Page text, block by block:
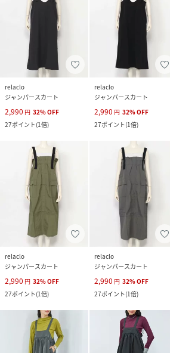
relaclo
ジャンパースカート
2,990 円 32%OFF
27ポイント(1倍)
relaclo
ジャンパースカート
2,990 円 32%OFF
27ポイント(1倍)
relaclo
ジャンパースカート
2,990 円 32%OFF
27ポイント(1倍)
relaclo
ジャンパースカート
2,990 円 32%OFF
27ポイント(1倍)